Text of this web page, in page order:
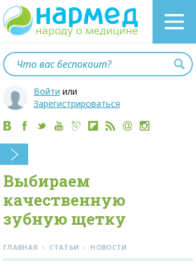
Войти или
Зарегистрироваться
Выбираем
качественную
зубную щетку
ГЛАВНАЯ › СТАТЬИ › НОВОСТИ